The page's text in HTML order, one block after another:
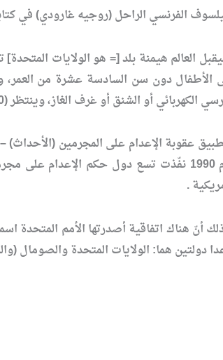
الفرنسي الراحل (روجيه غارودي) في
أو الشنق أو غرف الغاز، وينتظر (2500) محكوم بالإعدام في زنزاناتهم تنفيذ حكم الإعدام فيهم) .
لكن منذ عام 1990 نفّذت تسع دول حكم
.
دولتين هما: الولايات المتحدة